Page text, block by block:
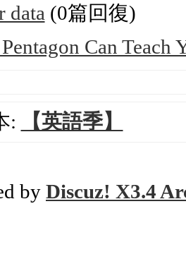
data (0篇回復)
Can
: 【英語季】
by Discuz! X3.4